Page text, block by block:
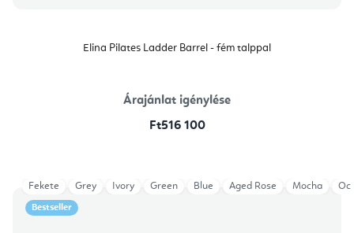
Elina Pilates Ladder Barrel - fém talppal
Árajánlat igénylése
Ft516 100
Bestseller
Fekete Grey Ivory Green Blue Aged Rose Mocha